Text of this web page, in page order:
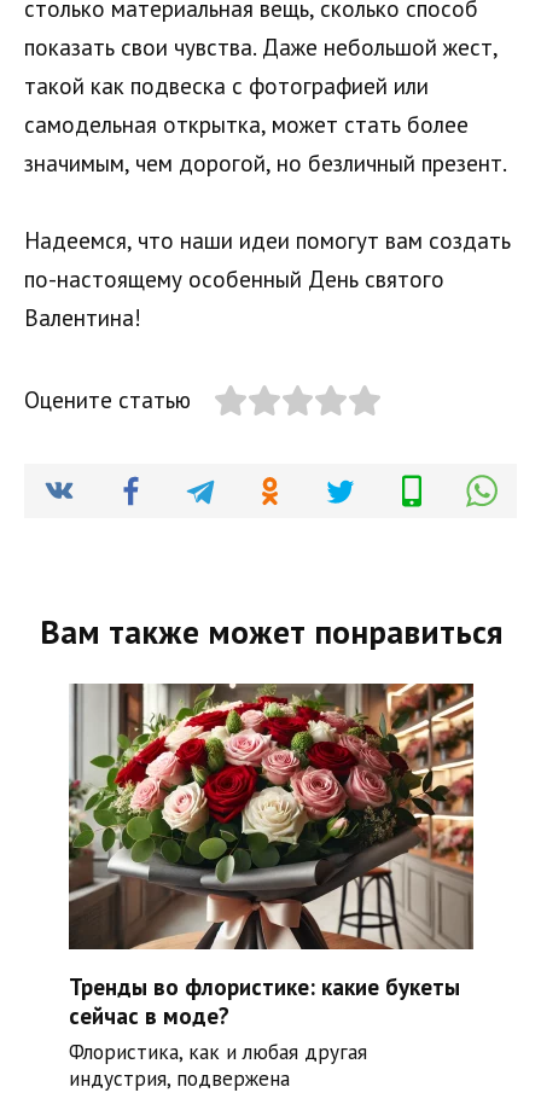
столько материальная вещь, сколько способ
показать свои чувства. Даже небольшой жест,
такой как подвеска с фотографией или
самодельная открытка, может стать более
значимым, чем дорогой, но безличный презент.
Надеемся, что наши идеи помогут вам создать
по-настоящему особенный День святого
Валентина!
Оцените статью
Вам также может понравиться
Тренды во флористике: какие букеты
сейчас в моде?
Флористика, как и любая другая
индустрия, подвержена